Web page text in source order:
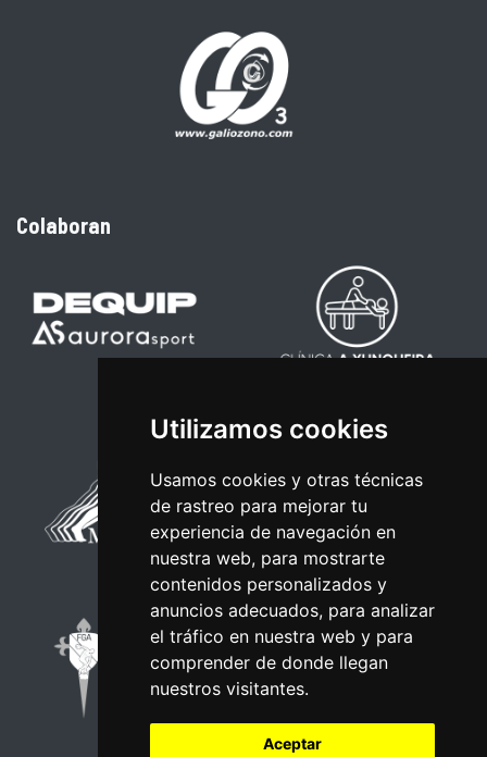
Utilizamos cookies
Usamos cookies y otras técnicas
de rastreo para mejorar tu
experiencia de navegación en
nuestra web, para mostrarte
contenidos personalizados y
anuncios adecuados, para analizar
el tráfico en nuestra web y para
comprender de donde llegan
nuestros visitantes.
Aceptar
Colaboran